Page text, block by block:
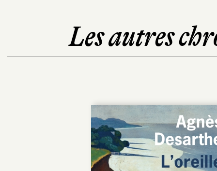
Les autres